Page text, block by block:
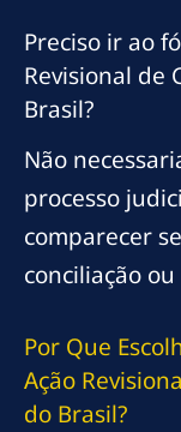
Preciso ir ao
Revisional de
Brasil?
Não
processo
comparecer
conciliação
Por Que
Ação
do Brasil?